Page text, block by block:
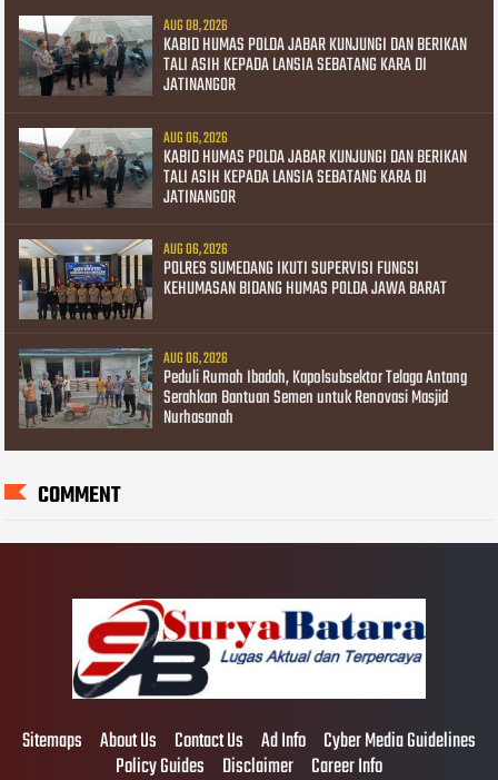
AUG 08, 2026
KABID HUMAS POLDA JABAR KUNJUNGI DAN BERIKAN
TALI ASIH KEPADA LANSIA SEBATANG KARA DI
JATINANGOR
AUG 06, 2026
KABID HUMAS POLDA JABAR KUNJUNGI DAN BERIKAN
TALI ASIH KEPADA LANSIA SEBATANG KARA DI
JATINANGOR
AUG 06, 2026
POLRES SUMEDANG IKUTI SUPERVISI FUNGSI
KEHUMASAN BIDANG HUMAS POLDA JAWA BARAT
AUG 06, 2026
Peduli Rumah Ibadah, Kapolsubsektor Telaga Antang
Serahkan Bantuan Semen untuk Renovasi Masjid
Nurhasanah
COMMENT
Sitemaps About Us Contact Us Ad Info Cyber Media Guidelines
Policy Guides Disclaimer Career Info